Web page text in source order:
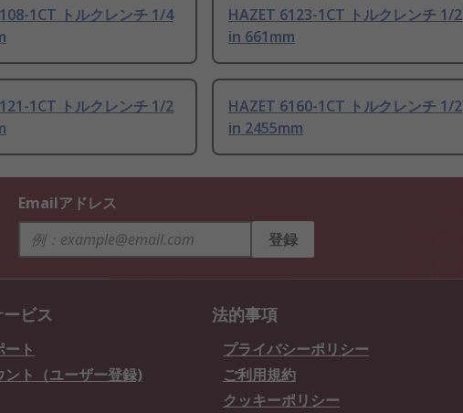
1CT トルクレンチ 1/4
HAZET 6123-1CT トルクレンチ 1/2
in 661mm
1CT トルクレンチ 1/2
HAZET 6160-1CT トルクレンチ 1/2
in 2455mm
Emailアドレス
登録
ビス
ト
ント（ユーザー登録)
法的事項
プライバシーポリシー
ご利用規約
クッキーポリシー